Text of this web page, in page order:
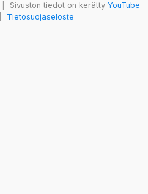
Sivuston tiedot on kerätty YouTube
Tietosuojaseloste